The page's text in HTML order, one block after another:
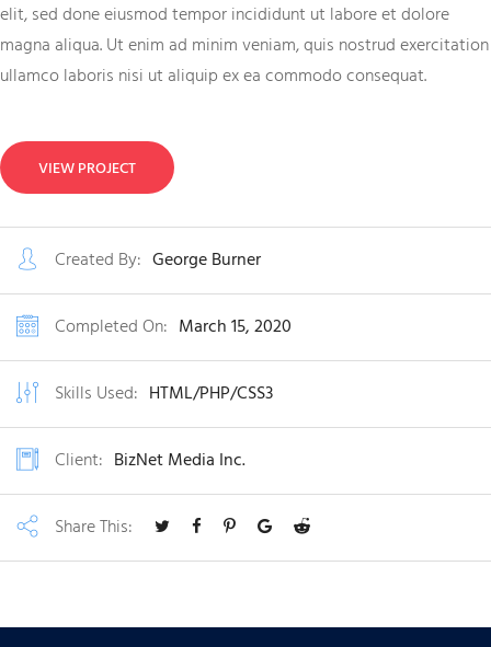
elit, sed done eiusmod tempor incididunt ut labore et dolore
magna aliqua. Ut enim ad minim veniam, quis nostrud exercitation
ullamco laboris nisi ut aliquip ex ea commodo consequat.
VIEW PROJECT
Created By: George Burner
Completed On: March 15, 2020
Skills Used: HTML/PHP/CSS3
Client: BizNet Media Inc.
Share This: